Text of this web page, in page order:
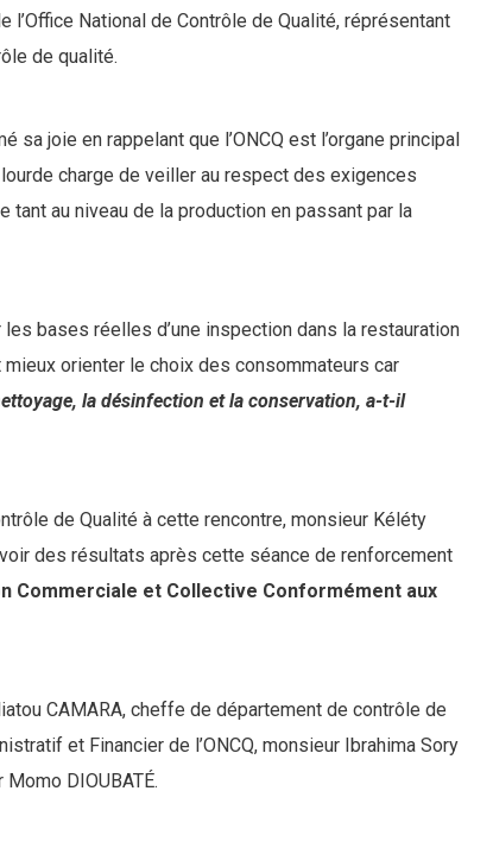
l’Office National de Contrôle de Qualité, réprésentant
de qualité.
joie en rappelant que l’ONCQ est l’organe principal
charge de veiller au respect des exigences
au niveau de la production en passant par la
bases réelles d’une inspection dans la restauration
orienter le choix des consommateurs car
la désinfection et la conservation, a-t-il
de Qualité à cette rencontre, monsieur Kéléty
des résultats après cette séance de renforcement
Commerciale et Collective Conformément aux
CAMARA, cheffe de département de contrôle de
et Financier de l’ONCQ, monsieur Ibrahima Sory
DIOUBATÉ.